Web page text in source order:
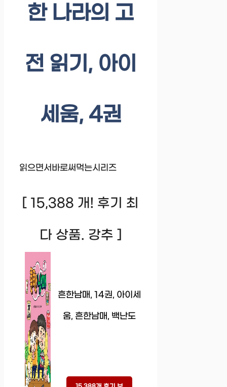
한 나라의 고
전 읽기, 아이
세움, 4권
읽으면서바로써먹는시리즈
[ 15,388 개! 후기 최
다 상품. 강추 ]
흔한남매, 14권, 아이세
움, 흔한남매, 백난도